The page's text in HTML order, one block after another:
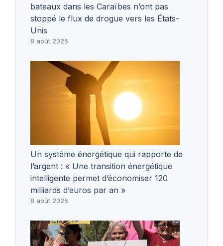
bateaux dans les Caraïbes n’ont pas
stoppé le flux de drogue vers les États-
Unis
8 août 2026
Un système énergétique qui rapporte de
l’argent : « Une transition énergétique
intelligente permet d’économiser 120
milliards d’euros par an »
8 août 2026